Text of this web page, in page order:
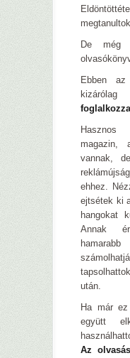
De még
Ebben
magazin,
vannak,
ehhez.
ejtsétek ki
hangokat
Annak
után.
Ha már
együtt
Az